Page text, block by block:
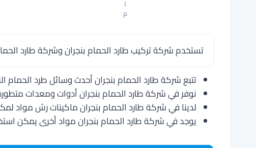
ا
م
تستخدم شركة تركيب طارد الحمام بنجران وشركة طارد
تتبع شركة طارد الحمام بنجران أحدث وسائل طرد
نوفر في شركة طارد الحمام بنجران أدوات ومعدات
لدينا في شركة طارد الحمام بنجران ماكينات رش مواد
يوجد في شركة طارد الحمام بنجران مواد أخرى يمكن